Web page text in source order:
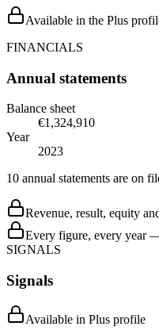
Available in the Plus
FINANCIALS
Annual statements
Balance sheet
€1,324,910
Year
2023
10 annual statements are on
Revenue, result, equity
Every figure, every year
SIGNALS
Signals
Available in Plus profile